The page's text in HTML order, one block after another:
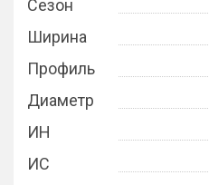
Сезон
Ширина
Профиль
Диаметр
ИН
ИС